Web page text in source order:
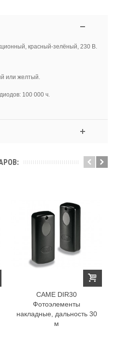
красный-зелёный, 230 В.
или желтый.
100 000 ч.
CAME DIR30
Фотоэлементы
накладные, дальность 30
м